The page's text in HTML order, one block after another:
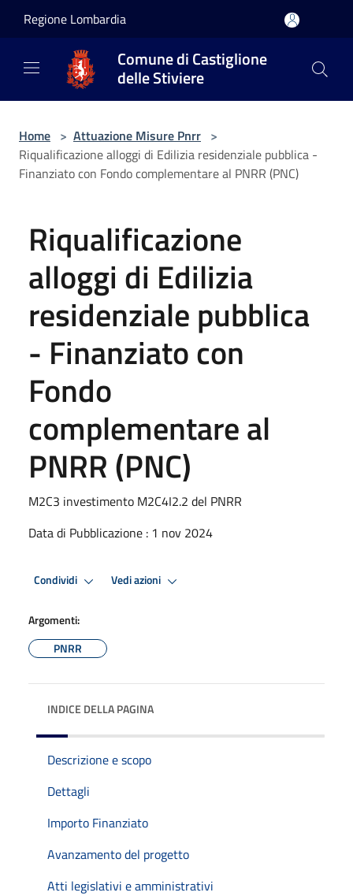
Regione Lombardia
Comune di Castiglione
delle Stiviere
Home > Attuazione Misure Pnrr >
Riqualificazione alloggi di Edilizia residenziale pubblica -
Finanziato con Fondo complementare al PNRR (PNC)
Riqualificazione
alloggi di Edilizia
residenziale pubblica
- Finanziato con
Fondo
complementare al
PNRR (PNC)
M2C3 investimento M2C4I2.2 del PNRR
Data di Pubblicazione : 1 nov 2024
Condividi Vedi azioni
Argomenti:
PNRR
INDICE DELLA PAGINA
Descrizione e scopo
Dettagli
Importo Finanziato
Avanzamento del progetto
Atti legislativi e amministrativi